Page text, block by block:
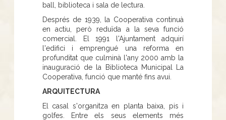
ball, biblioteca i sala de lectura.
Després de 1939, la Cooperativa continuà
en actiu, però reduïda a la seva funció
comercial. El 1991 l'Ajuntament adquirí
l'edifici i emprengué una reforma en
profunditat que culminà l'any 2000 amb la
inauguració de la Biblioteca Municipal La
Cooperativa, funció que manté fins avui.
ARQUITECTURA
El casal s'organitza en planta baixa, pis i
golfes. Entre els seus elements més